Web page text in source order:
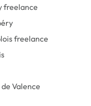
freelance
freelance
Valence